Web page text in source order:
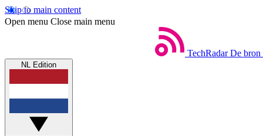
Skip to main content
Open menu Close main menu
TechRadar De bron
NL Edition